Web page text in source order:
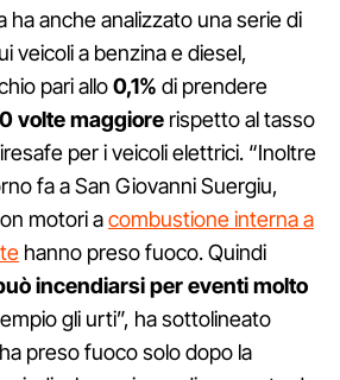
ha anche analizzato una serie di
veicoli a benzina e diesel,
pari allo0,1% di prendere
volte maggiore rispetto al tasso
per i veicoli elettrici. “Inoltre
fa a San Giovanni Suergiu,
motori acombustione interna a
hanno preso fuoco. Quindi
incendiarsi per eventi molto
gli urti”, ha sottolineato
preso fuoco solo dopo la